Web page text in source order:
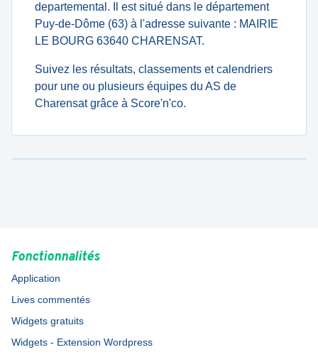
departemental. Il est situé dans le département
Puy-de-Dôme (63) à l'adresse suivante : MAIRIE
LE BOURG 63640 CHARENSAT.
Suivez les résultats, classements et calendriers
pour une ou plusieurs équipes du AS de
Charensat grâce à Score'n'co.
Fonctionnalités
Application
Lives commentés
Widgets gratuits
Widgets - Extension Wordpress